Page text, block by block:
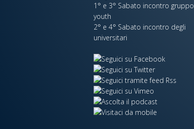
1° e 3° Sabato incontro gruppo
youth
2° e 4° Sabato incontro degli
universitari